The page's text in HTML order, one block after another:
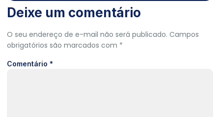
Deixe um comentário
O seu endereço de e-mail não será publicado. Campos
obrigatórios são marcados com *
Comentário *